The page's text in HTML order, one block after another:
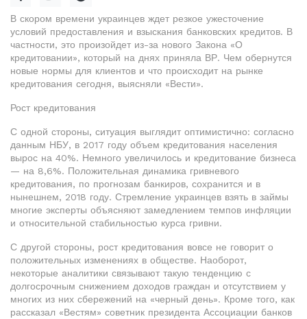
В скором времени украинцев ждет резкое ужесточение
условий предоставления и взыскания банковских кредитов. В
частности, это произойдет из-за нового Закона «О
кредитовании», который на днях приняла ВР. Чем обернутся
новые нормы для клиентов и что происходит на рынке
кредитования сегодня, выясняли «Вести».
Рост кредитования
С одной стороны, ситуация выглядит оптимистично: согласно
данным НБУ, в 2017 году объем кредитования населения
вырос на 40%. Немного увеличилось и кредитование бизнеса
— на 8,6%. Положительная динамика гривневого
кредитования, по прогнозам банкиров, сохранится и в
нынешнем, 2018 году. Стремление украинцев взять в займы
многие эксперты объясняют замедлением темпов инфляции
и относительной стабильностью курса гривни.
С другой стороны, рост кредитования вовсе не говорит о
положительных изменениях в обществе. Наоборот,
некоторые аналитики связывают такую тенденцию с
долгосрочным снижением доходов граждан и отсутствием у
многих из них сбережений на «черный день». Кроме того, как
рассказал «Вестям» советник президента Ассоциации банков